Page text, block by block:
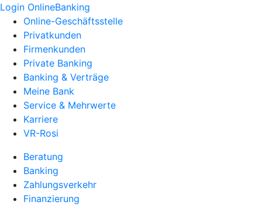
Login OnlineBanking
Online-Geschäftsstelle
Privatkunden
Firmenkunden
Private Banking
Banking & Verträge
Meine Bank
Service & Mehrwerte
Karriere
VR-Rosi
Beratung
Banking
Zahlungsverkehr
Finanzierung